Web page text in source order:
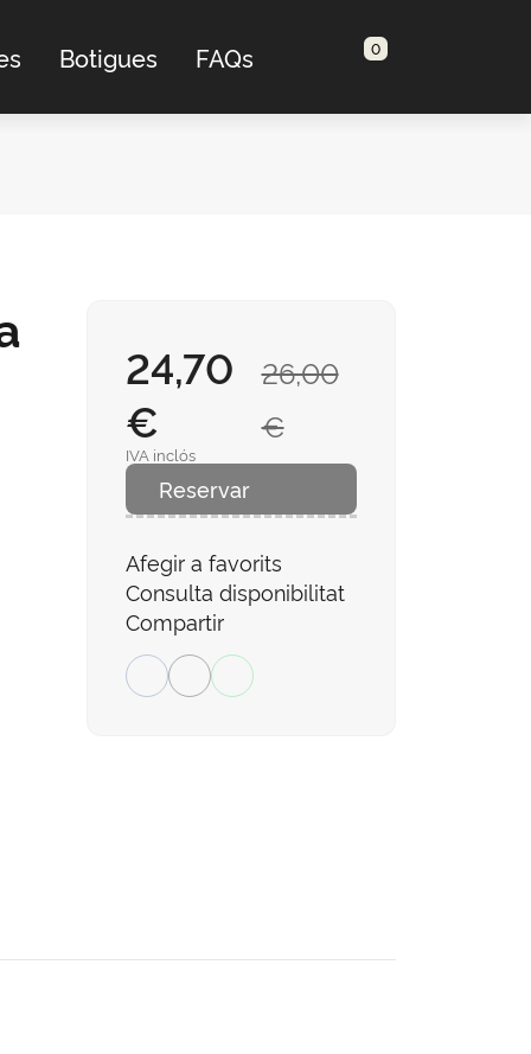
Botigues FAQs 0
26,00
€
24,70
€
IVA inclós
Reservar
Afegir a favorits
Consulta disponibilitat
Compartir